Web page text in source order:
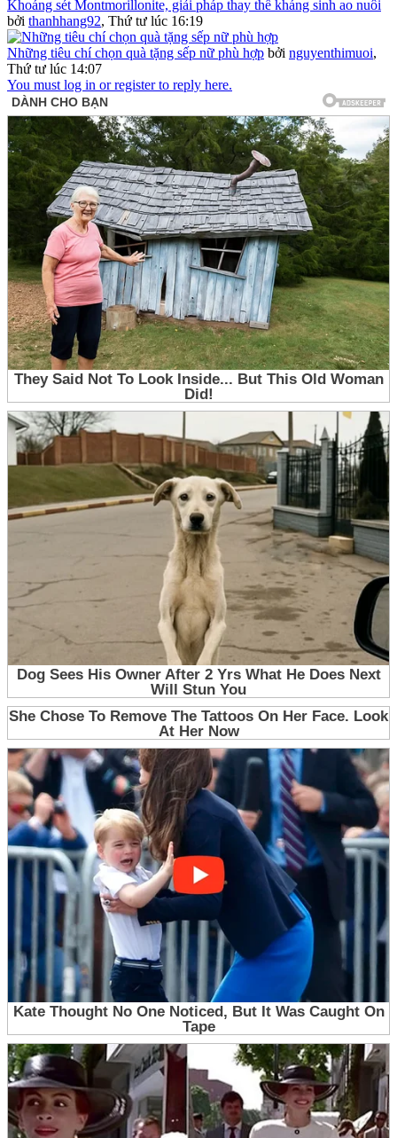
Khoáng sét Montmorillonite, giải pháp thay thế kháng sinh ao nuôi
bởi thanhhang92, Thứ tư lúc 16:19
Những tiêu chí chọn quà tặng sếp nữ phù hợp bởi nguyenthimuoi,
Thứ tư lúc 14:07
You must log in or register to reply here.